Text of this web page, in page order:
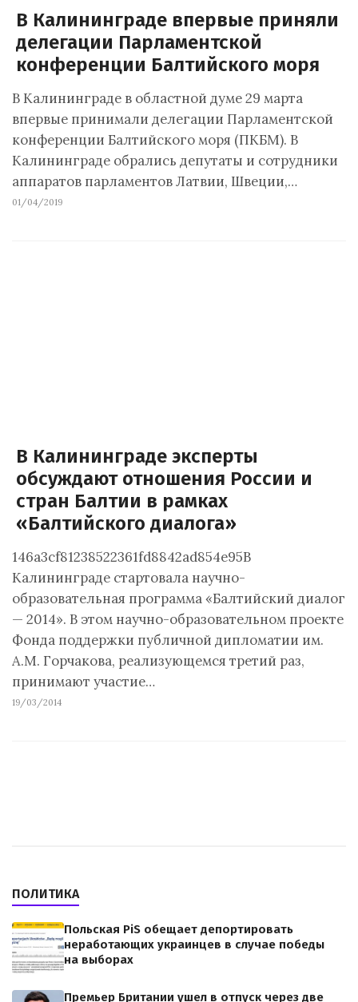
В Калининграде впервые приняли
делегации Парламентской
конференции Балтийского моря
В Калининграде в областной думе 29 марта
впервые принимали делегации Парламентской
конференции Балтийского моря (ПКБМ). В
Калининграде обрались депутаты и сотрудники
аппаратов парламентов Латвии, Швеции,…
01/04/2019
В Калининграде эксперты
обсуждают отношения России и
стран Балтии в рамках
«Балтийского диалога»
146a3cf81238522361fd8842ad854e95В
Калининграде стартовала научно-
образовательная программа «Балтийский диалог
— 2014». В этом научно-образовательном проекте
Фонда поддержки публичной дипломатии им.
А.М. Горчакова, реализующемся третий раз,
принимают участие…
19/03/2014
ПОЛИТИКА
Польская PiS обещает депортировать
неработающих украинцев в случае победы
на выборах
Премьер Британии ушел в отпуск через две